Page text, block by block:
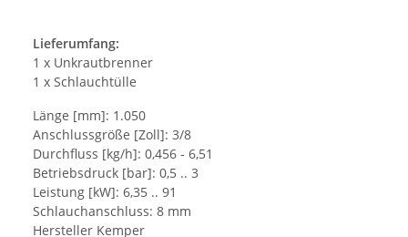
Lieferumfang:
1 x Unkrautbrenner
1 x Schlauchtülle
Länge [mm]: 1.050
Anschlussgröße [Zoll]: 3/8
Durchfluss [kg/h]: 0,456 - 6,51
Betriebsdruck [bar]: 0,5 .. 3
Leistung [kW]: 6,35 .. 91
Schlauchanschluss: 8 mm
Hersteller Kemper